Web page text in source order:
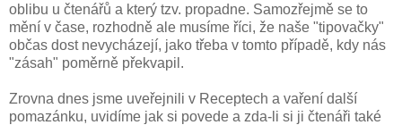
oblibu u čtenářů a který tzv. propadne. Samozřejmě se to
mění v čase, rozhodně ale musíme říci, že naše "tipovačky"
občas dost nevycházejí, jako třeba v tomto případě, kdy nás
"zásah" poměrně překvapil.
Zrovna dnes jsme uveřejnili v Receptech a vaření další
pomazánku, uvidíme jak si povede a zda-li si ji čtenáři také